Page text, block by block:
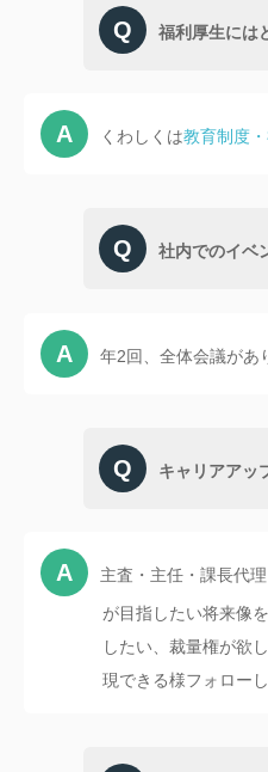
福利厚生には
くわしくは教育制度
社内でのイベ
年2回、全体会議があ
キャリアアッ
主査・主任・課長代
が目指したい将来像
したい、裁量権が欲
現できる様フォローし